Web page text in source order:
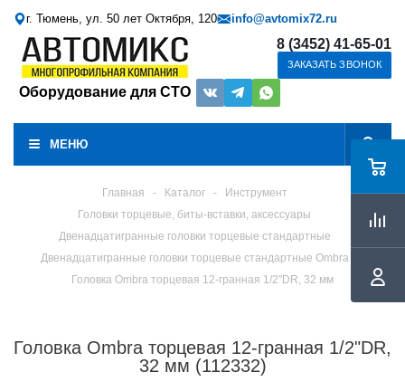
г. Тюмень, ул. 50 лет Октября, 120 info@avtomix72.ru
Оборудование для СТО
8 (3452) 41-65-01
ЗАКАЗАТЬ ЗВОНОК
МЕНЮ
Главная - Каталог -
Инструмент
Головки торцевые, биты-вставки, аксессуары
Двенадцатигранные головки торцевые стандартные
Двенадцатигранные головки торцевые стандартные Ombra
Головка Ombra торцевая 12-гранная 1/2"DR, 32 мм
Головка Ombra торцевая 12-гранная 1/2"DR,
32 мм (112332)